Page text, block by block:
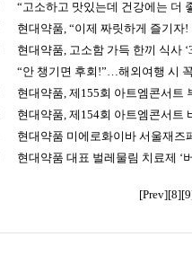
“고소하고 맛있는데 건강에는 더
현대약품, “이제 짜릿하게 즐기자!
현대약품, 고소함 가득 한끼 식사
“안 챙기면 후회!”…해외여행 시
현대약품, 제155회 아트엠콘서트
현대약품, 제154회 아트엠콘서트
현대약품 미에로화이바 서울재즈
현대약품 대표 벌레물림 치료제 ‘
[Prev][8]